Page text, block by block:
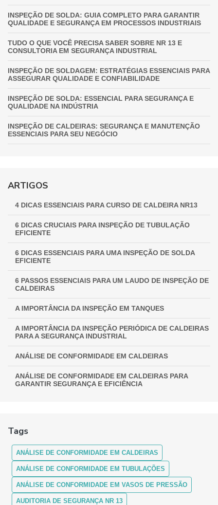
INSPEÇÃO DE SOLDA: GUIA COMPLETO PARA GARANTIR
QUALIDADE E SEGURANÇA EM PROCESSOS INDUSTRIAIS
TUDO O QUE VOCÊ PRECISA SABER SOBRE NR 13 E
CONSULTORIA EM SEGURANÇA INDUSTRIAL
INSPEÇÃO DE SOLDAGEM: ESTRATÉGIAS ESSENCIAIS PARA
ASSEGURAR QUALIDADE E CONFIABILIDADE
INSPEÇÃO DE SOLDA: ESSENCIAL PARA SEGURANÇA E
QUALIDADE NA INDÚSTRIA
INSPEÇÃO DE CALDEIRAS: SEGURANÇA E MANUTENÇÃO
ESSENCIAIS PARA SEU NEGÓCIO
GUIA COMPLETO DE INSPEÇÃO DE VASOS DE PRESSÃO:
GARANTINDO SEGURANÇA E CONFORMIDADE
INSPEÇÃO NR 13: GARANTINDO SEGURANÇA E
CONFORMIDADE EM EQUIPAMENTOS INDUSTRIAIS
ARTIGOS
4 DICAS ESSENCIAIS PARA CURSO DE CALDEIRA NR13
6 DICAS CRUCIAIS PARA INSPEÇÃO DE TUBULAÇÃO
EFICIENTE
6 DICAS ESSENCIAIS PARA UMA INSPEÇÃO DE SOLDA
EFICIENTE
6 PASSOS ESSENCIAIS PARA UM LAUDO DE INSPEÇÃO DE
CALDEIRAS
A IMPORTÂNCIA DA INSPEÇÃO EM TANQUES
A IMPORTÂNCIA DA INSPEÇÃO PERIÓDICA DE CALDEIRAS
PARA A SEGURANÇA INDUSTRIAL
ANÁLISE DE CONFORMIDADE EM CALDEIRAS
ANÁLISE DE CONFORMIDADE EM CALDEIRAS PARA
GARANTIR SEGURANÇA E EFICIÊNCIA
ANÁLISE DE CONFORMIDADE EM CALDEIRAS: COMO
ANÁLISE DE CONFORMIDADE EM CALDEIRAS: ENTENDA A
IMPORTÂNCIA E OS PROCEDIMENTOS
ANÁLISE DE CONFORMIDADE EM CALDEIRAS:
GARANTINDO SEGURANÇA E MÁXIMA EFICIÊNCIA
Tags
ANÁLISE DE CONFORMIDADE EM CALDEIRAS
ANÁLISE DE CONFORMIDADE EM TUBULAÇÕES
ANÁLISE DE CONFORMIDADE EM VASOS DE PRESSÃO
AUDITORIA DE SEGURANÇA NR 13